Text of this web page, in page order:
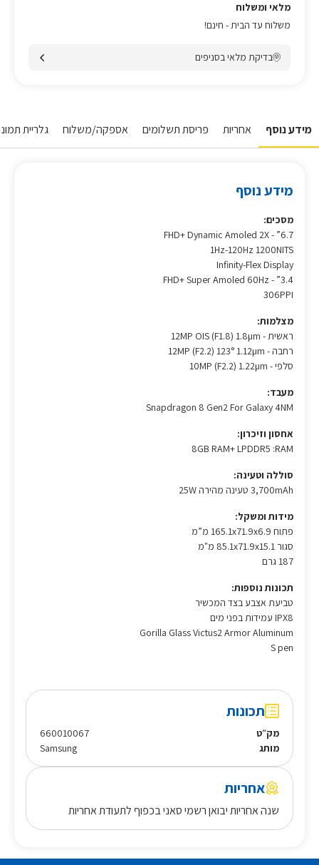
מלאי ומשלוח
משלוח עד הבית - חינם!
בדיקת מלאי בסניפים
מידע נוסף אחריות פריסת תשלומים אספקה/משלוח גלריית
מידע נוסף
מסכים:
6.7” - FHD+ Dynamic Amoled 2X
1Hz-120Hz 1200NITS
Infinity-Flex Display
3.4” - FHD+ Super Amoled 60Hz
306PPI
מצלמות:
ראשית - 12MP OIS (F1.8) 1.8µm
רחבה - 12MP (F2.2) 123° 1.12µm
סלפי - 10MP (F2.2) 1.22µm
מעבד:
Snapdragon 8 Gen2 For Galaxy 4NM
אחסון וזיכרון:
8GB RAM+ LPDDR5 :RAM
סוללה וטעינה:
3,700mAh טעינה מהירה 25W
מידות ומשקל:
פתוח 165.1x71.9x6.9 מ”מ
סגור 85.1x71.9x15.1 מ"מ
187 גרם
תכונות נוספות:
טביעת אצבע בצד המכשיר
IPX8 עמידות בפני מים
Gorilla Glass Victus2 Armor Aluminum
S pen
תכונות
מק״ט
660010067
מותג
Samsung
אחריות
שנה אחריות יבואן רשמי סאני בכפוף לתעודת אחריות